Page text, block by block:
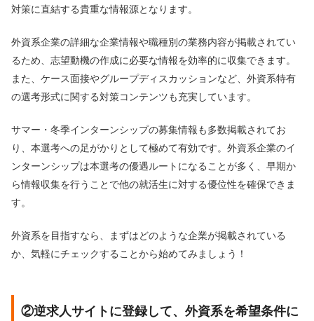
対策に直結する貴重な情報源となります。
外資系企業の詳細な企業情報や職種別の業務内容が掲載されてい
るため、志望動機の作成に必要な情報を効率的に収集できます。
また、ケース面接やグループディスカッションなど、外資系特有
の選考形式に関する対策コンテンツも充実しています。
サマー・冬季インターンシップの募集情報も多数掲載されてお
り、本選考への足がかりとして極めて有効です。外資系企業のイ
ンターンシップは本選考の優遇ルートになることが多く、早期か
ら情報収集を行うことで他の就活生に対する優位性を確保できま
す。
外資系を目指すなら、まずはどのような企業が掲載されている
か、気軽にチェックすることから始めてみましょう！
②逆求人サイトに登録して、外資系を希望条件に